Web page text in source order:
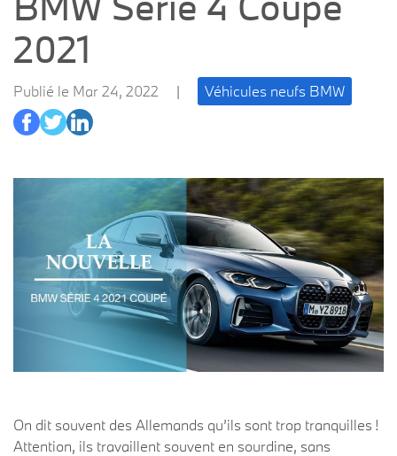
2021
Publié le Mar 24, 2022 | Véhicules neufs BMW
On dit souvent des Allemands qu’ils sont trop tranquilles !
Attention, ils travaillent souvent en sourdine, sans